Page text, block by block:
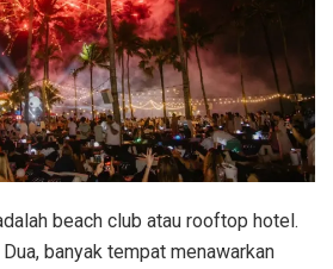
beach club atau rooftop hotel.
banyak tempat menawarkan